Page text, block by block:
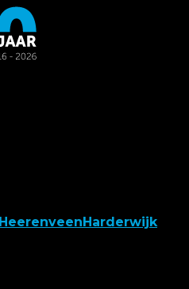
Heerenveen Harderwijk